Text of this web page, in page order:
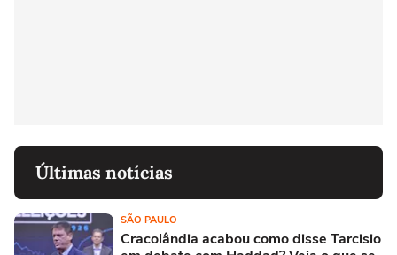
Últimas notícias
SÃO PAULO
Cracolândia acabou como disse Tarcisio